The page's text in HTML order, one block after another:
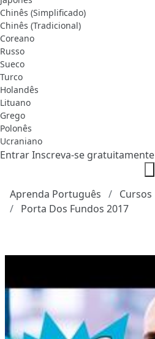
Chinês (Simplificado)
Chinês (Tradicional)
Coreano
Russo
Sueco
Turco
Holandês
Lituano
Grego
Polonês
Ucraniano
EntrarInscreva-se gratuitamente
Aprenda Português
Cursos
Porta Dos Fundos 2017